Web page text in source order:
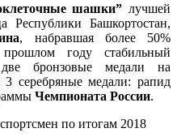
шашки” лучшей
Республики Башкортостан,
, набравшая более 50%
году стабильный
две бронзовые медали на
серебряные медали: рапид
Чемпионата России.